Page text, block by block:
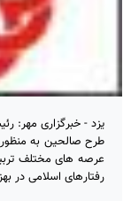
یزد - خبرگزاری مهر:
طرح صالحین به منظور
عرصه های مختلف
رفتارهای اسلامی در